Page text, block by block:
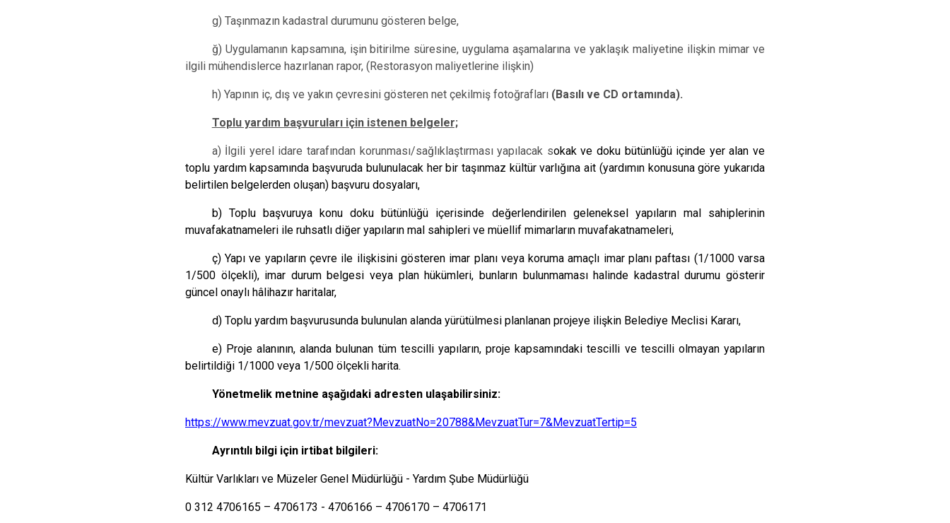
g) Taşınmazın kadastral durumunu gösteren belge,
ğ) Uygulamanın kapsamına, işin bitirilme süresine, uygulama aşamalarına ve yaklaşık maliyetine ilişkin mimar ve
ilgili mühendislerce hazırlanan rapor, (Restorasyon maliyetlerine ilişkin)
h) Yapının iç, dış ve yakın çevresini gösteren net çekilmiş fotoğrafları (Basılı ve CD ortamında).
Toplu yardım başvuruları için istenen belgeler;
a) İlgili yerel idare tarafından korunması/sağlıklaştırması yapılacak sokak ve doku bütünlüğü içinde yer alan ve
toplu yardım kapsamında başvuruda bulunulacak her bir taşınmaz kültür varlığına ait (yardımın konusuna göre yukarıda
belirtilen belgelerden oluşan) başvuru dosyaları,
b) Toplu başvuruya konu doku bütünlüğü içerisinde değerlendirilen geleneksel yapıların mal sahiplerinin
muvafakatnameleri ile ruhsatlı diğer yapıların mal sahipleri ve müellif mimarların muvafakatnameleri,
ç) Yapı ve yapıların çevre ile ilişkisini gösteren imar planı veya koruma amaçlı imar planı paftası (1/1000 varsa
1/500 ölçekli), imar durum belgesi veya plan hükümleri, bunların bulunmaması halinde kadastraldurumu gösterir
güncel onaylı hâlihazır haritalar,
d) Toplu yardım başvurusunda bulunulan alanda yürütülmesi planlanan projeye ilişkin Belediye Meclisi Kararı,
e) Proje alanının, alanda bulunan tüm tescilli yapıların, proje kapsamındaki tescilli ve tescilli olmayan yapıların
belirtildiği 1/1000 veya 1/500 ölçekli harita.
Yönetmelik metnine aşağıdaki adresten ulaşabilirsiniz:
https://www.mevzuat.gov.tr/mevzuat?MevzuatNo=20788&MevzuatTur=7&MevzuatTertip=5
Ayrıntılı bilgi için irtibat bilgileri:
Kültür Varlıkları ve Müzeler Genel Müdürlüğü - Yardım Şube Müdürlüğü
0 312 4706165 – 4706173 - 4706166 – 4706170 – 4706171